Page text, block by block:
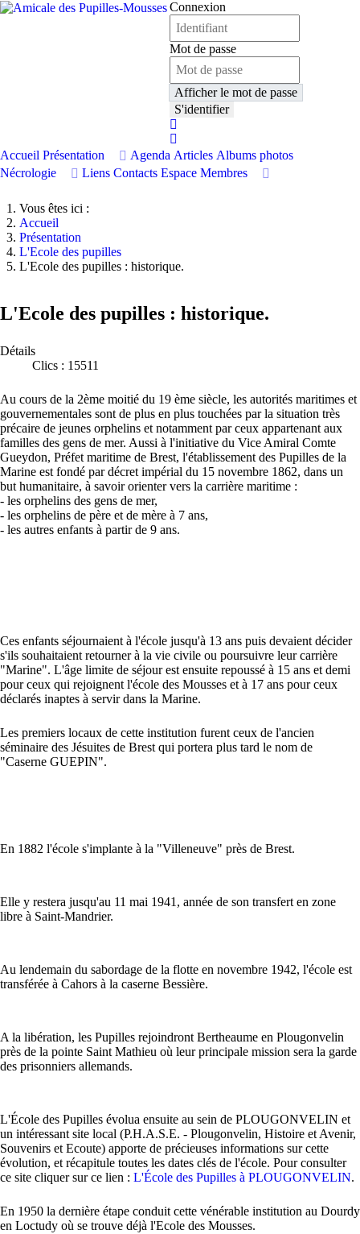
Connexion
Mot de passe
Afficher le mot de passe
S'identifier
Accueil Présentation Agenda Articles Albums photos
Nécrologie
Liens Contacts Espace Membres
Vous êtes ici :
Accueil
Présentation
L'Ecole des pupilles
L'Ecole des pupilles : historique.
L'Ecole des pupilles : historique.
Détails
Clics : 15511
Au cours de la 2ème moitié du 19 ème siècle, les autorités maritimes et
gouvernementales sont de plus en plus touchées par la situation très
précaire de jeunes orphelins et notamment par ceux appartenant aux
familles des gens de mer. Aussi à l'initiative du Vice Amiral Comte
Gueydon, Préfet maritime de Brest, l'établissement des Pupilles de la
Marine est fondé par décret impérial du 15 novembre 1862, dans un
but humanitaire, à savoir orienter vers la carrière maritime :
- les orphelins des gens de mer,
- les orphelins de père et de mère à 7 ans,
- les autres enfants à partir de 9 ans.
Ces enfants séjournaient à l'école jusqu'à 13 ans puis devaient décider
s'ils souhaitaient retourner à la vie civile ou poursuivre leur carrière
"Marine". L'âge limite de séjour est ensuite repoussé à 15 ans et demi
pour ceux qui rejoignent l'école des Mousses et à 17 ans pour ceux
déclarés inaptes à servir dans la Marine.
Les premiers locaux de cette institution furent ceux de l'ancien
séminaire des Jésuites de Brest qui portera plus tard le nom de
"Caserne GUEPIN".
En 1882 l'école s'implante à la "Villeneuve" près de Brest.
Elle y restera jusqu'au 11 mai 1941, année de son transfert en zone
libre à Saint-Mandrier.
Au lendemain du sabordage de la flotte en novembre 1942, l'école est
transférée à Cahors à la caserne Bessière.
A la libération, les Pupilles rejoindront Bertheaume en Plougonvelin
près de la pointe Saint Mathieu où leur principale mission sera la garde
des prisonniers allemands.
L'École des Pupilles évolua ensuite au sein de PLOUGONVELIN et
un intéressant site local (P.H.A.S.E. - Plougonvelin, Histoire et Avenir,
Souvenirs et Ecoute) apporte de précieuses informations sur cette
évolution, et récapitule toutes les dates clés de l'école. Pour consulter
ce site cliquer sur ce lien : L'École des Pupilles à PLOUGONVELIN.
En 1950 la dernière étape conduit cette vénérable institution au Dourdy
en Loctudy où se trouve déjà l'Ecole des Mousses.